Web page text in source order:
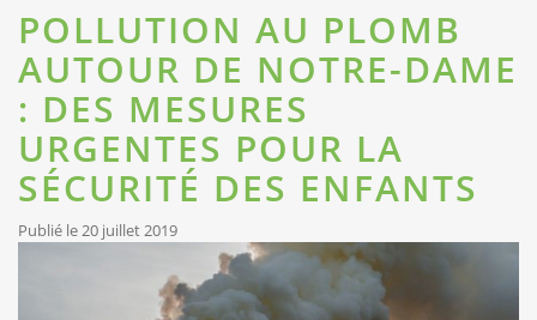
POLLUTION AU PLOMB
AUTOUR DE NOTRE-DAME
: DES MESURES
URGENTES POUR LA
SÉCURITÉ DES ENFANTS
Publié le 20 juillet 2019